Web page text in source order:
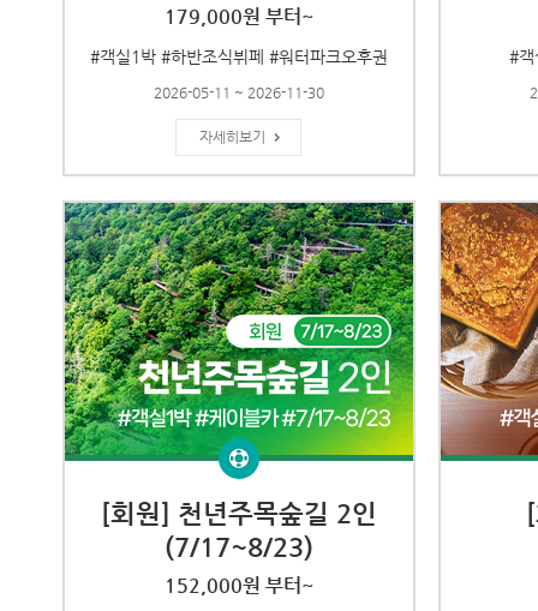
179,000원 부터~
#객실1박 #하반조식뷔페 #워터파크오후권
2026-05-11 ~ 2026-11-30
자세히보기
#
[회원] 천년주목숲길 2인
(7/17~8/23)
152,000원 부터~